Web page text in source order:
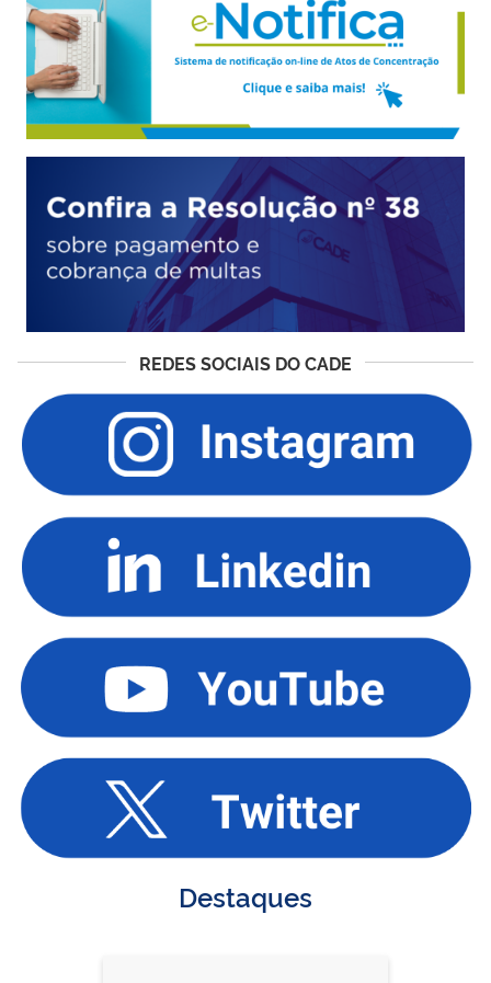
REDES SOCIAIS DO CADE
Destaques